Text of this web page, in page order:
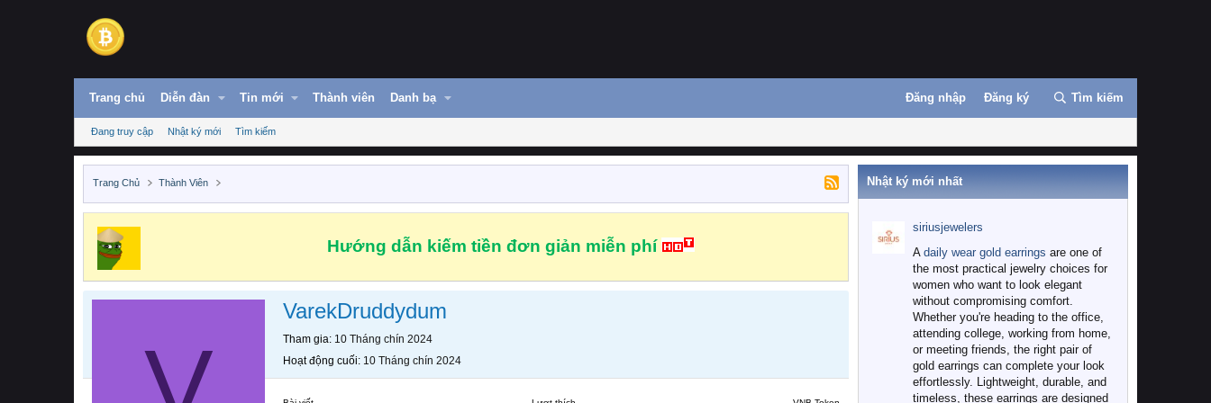
Trang chủ Diễn đàn Tin mới Thành viên Danh bạ Đăng nhập Đăng ký Tìm kiếm
Đang truy cập Nhật ký mới Tìm kiếm
Trang Chủ Thành Viên
Hướng dẫn kiếm tiền đơn giản miễn phí
VarekDruddydum
Tham gia 10 Tháng chín 2024
Hoạt động cuối 10 Tháng chín 2024
Nhật ký mới nhất
siriusjewelers
A daily wear gold earrings are one of
the most practical jewelry choices for
women who want to look elegant
without compromising comfort.
Whether you're heading to the office,
attending college, working from home,
or meeting friends, the right pair of
gold earrings can complete your look
effortlessly. Lightweight, durable, and
timeless, these earrings are designed